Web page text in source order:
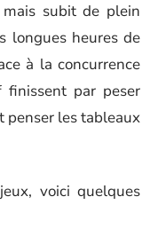
mais subit de plein
longues heures de
à la concurrence
par peser
penser les tableaux
voici quelques